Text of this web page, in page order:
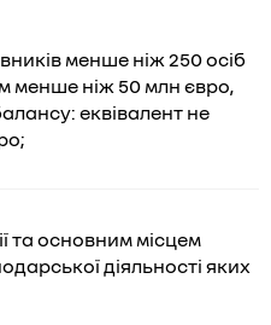
менше ніж 250 осіб
менше ніж 50 млн євро,
еквівалент не
та основним місцем
діяльності яких